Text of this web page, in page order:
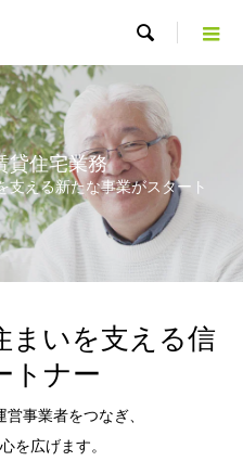

貸住宅業務
える新たな事業がスタート
まいを支える信
トナー
事業者をつなぎ、
を広げます。